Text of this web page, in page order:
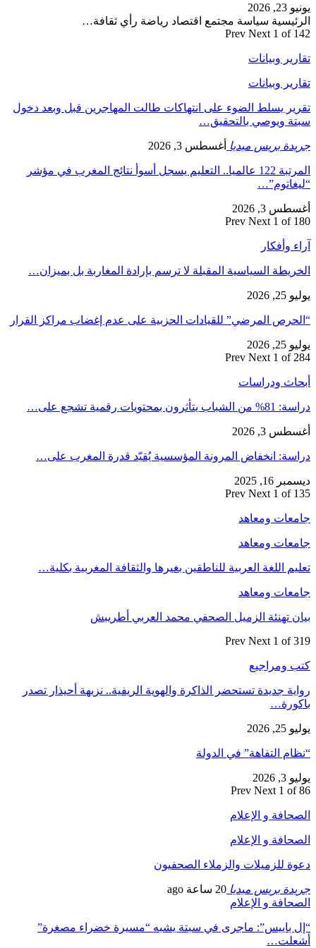
يونيو 23, 2026
الرئيسية سياسة مجتمع اقتصاد رياضة رأي ثقافة…
Prev Next 1 of 142
تقارير وبيانات
تقارير وبيانات
تقرير يسلط الضوء على انتهاكات طالت المهاجرين قبل وبعد دخول
سبتة ويوصي بالتحقيق…
جريدة بريس ميديا أغسطس 3, 2026
المرتبة 122 عالميا.. التعليم يسجل أسوأ نتائج المغرب في مؤشر
“ليغاتوم”…
أغسطس 3, 2026
Prev Next 1 of 180
آراء وأفكار
الخريطة السياسية المقبلة لا ترسم بإرادة المغاربة بل بميزان…
يوليو 25, 2026
“الحرص المرضي” للقيادات الحزبية على عدم إغضاب مراكز القرار
يوليو 25, 2026
Prev Next 1 of 284
أبحاث ودراسات
دراسة: 81% من الشباب يتأثرون بمحتويات رقمية تشجع على…
أغسطس 3, 2026
دراسة: انخفاض المرونة المؤسسية يُقيّد قدرة المغرب على…
ديسمبر 16, 2025
Prev Next 1 of 135
جامعات ومعاهد
جامعات ومعاهد
تعليم اللغة العربية للناطقين بغيرها والثقافة المغربية بكلية…
جامعات ومعاهد
بيان تهنئة الزميل الصحفي محمد العربي أطريبش
Prev Next 1 of 319
كتب ومراجيع
رواية جديدة تستحضر الذاكرة والهوية الريفية.. نزيهة أحيذار تصدر
باكورة…
يوليو 25, 2026
“نظام التفاهة” في الدولة
يوليو 3, 2026
Prev Next 1 of 86
الصحافة و الإعلام
الصحافة و الإعلام
دعوة للزميلات والزملاء الصحفيون
جريدة بريس ميديا 20 ساعة ago
الصحافة و الإعلام
“إل باييس”: ماجرى في سبتة يشبه “مسيرة خضراء مصغرة”
أشعلت…